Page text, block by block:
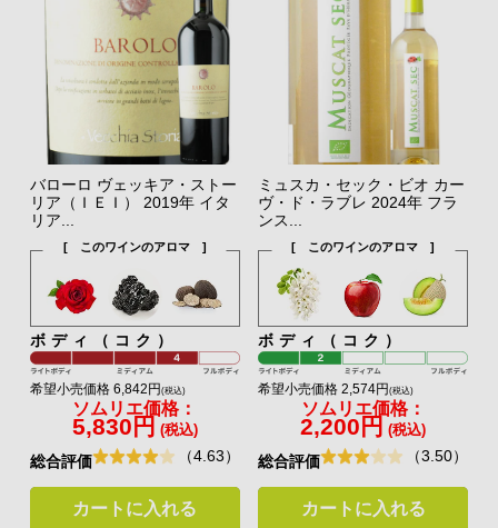
バローロ ヴェッキア・ストー
リア（ＩＥＩ） 2019年 イタ
リア...
[ このワインのアロマ ]
ボディ（コク）
希望小売価格 6,842円 (税込)
ソムリエ価格：
5,830円 (税込)
総合評価 （4.63）
カートに入れる
ミュスカ・セック・ビオ カー
ヴ・ド・ラブレ 2024年 フラ
ンス...
[ このワインのアロマ ]
ボディ（コク）
希望小売価格 2,574円(税込)
ソムリエ価格：
2,200円 (税込)
総合評価 （3.50）
カートに入れる